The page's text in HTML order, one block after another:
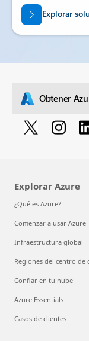
Explorar
Obtener
Explorar Azure
¿Qué es Azure?
Comenzar a usar Azure
Infraestructura global
Regiones del centro de
Confiar en tu nube
Azure Essentials
Casos de clientes